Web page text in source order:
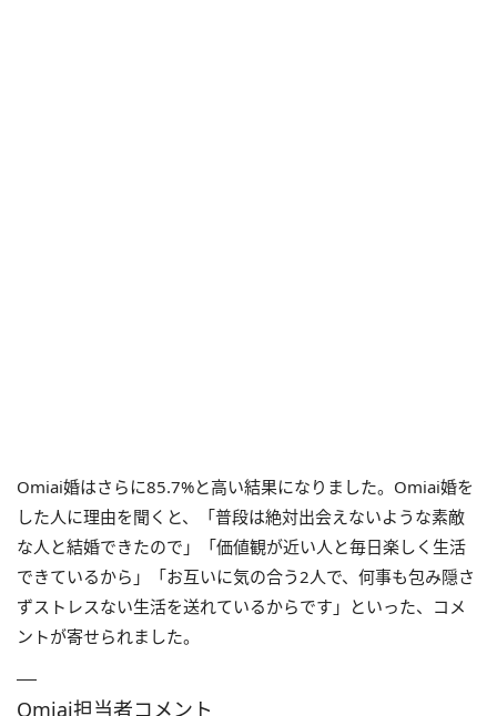
Omiai婚はさらに85.7%と高い結果になりました。Omiai婚を
した人に理由を聞くと、「普段は絶対出会えないような素敵
な人と結婚できたので」「価値観が近い人と毎日楽しく生活
できているから」「お互いに気の合う2人で、何事も包み隠さ
ずストレスない生活を送れているからです」といった、コメ
ントが寄せられました。
Omiai担当者コメント